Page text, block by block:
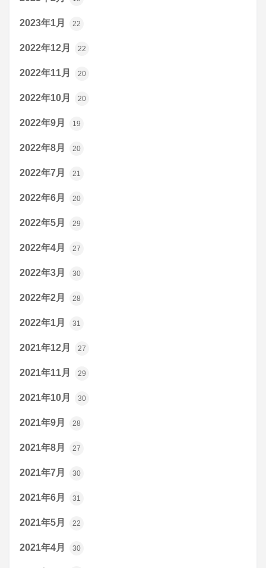
2023年1月 22
2022年12月 22
2022年11月 20
2022年10月 20
2022年9月 19
2022年8月 20
2022年7月 21
2022年6月 20
2022年5月 29
2022年4月 27
2022年3月 30
2022年2月 28
2022年1月 31
2021年12月 27
2021年11月 29
2021年10月 30
2021年9月 28
2021年8月 27
2021年7月 30
2021年6月 31
2021年5月 22
2021年4月 30